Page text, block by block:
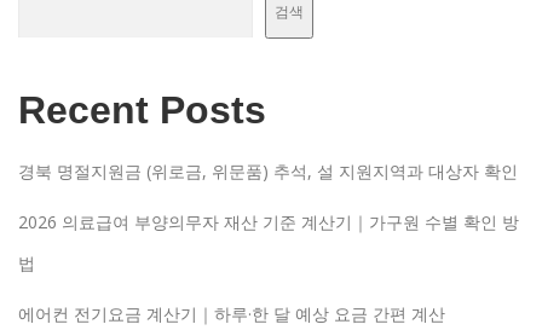
검색
Recent Posts
경북 명절지원금 (위로금, 위문품) 추석, 설 지원지역과 대상자 확인
2026 의료급여 부양의무자 재산 기준 계산기｜가구원 수별 확인 방
법
에어컨 전기요금 계산기｜하루·한 달 예상 요금 간편 계산